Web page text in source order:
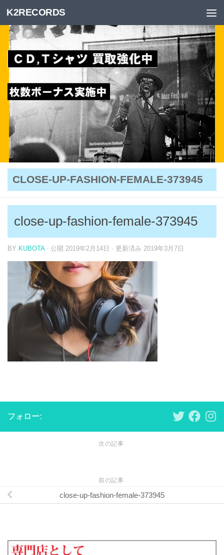
Skip to content
K2RECORDS
CLOSE-UP-FASHION-FEMALE-373945
close-up-fashion-female-373945
BY KUBOTA · 公開 2019年2月14日 · 更新済み 2019年3月7日
フォロー:
次の記事
前の記事
close-up-fashion-female-373945